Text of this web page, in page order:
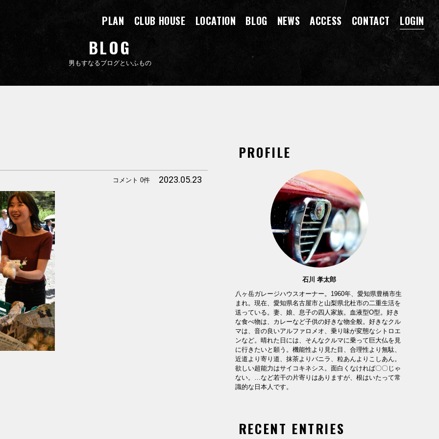
BLOG
男もすなるブログといふもの
PLAN CLUB HOUSE LOCATION BLOG NEWS ACCESS CONTACT LOGIN
2023.05.23
コメント 0件
PROFILE
石川 孝太郎
八ヶ岳ガレージハウスオーナー。1960年、愛知県豊橋市生
まれ。現在、愛知県名古屋市と山梨県北杜市の二重生活を
送っている。妻、娘、息子の四人家族。血液型O型。好き
な食べ物は、カレーなど子供の好きな物全般。好きなクル
マは、音の良いアルファロメオ、乗り味が変態なシトロエ
ンなど。晴れた日には、そんなクルマに乗って巨大仏を見
に行きたいと願う。機能性より見た目、合理性より無駄、
近道より寄り道、抹茶よりバニラ、粒あんよりこしあん。
欲しい超能力はサイコキネシス。面白くなければ〇〇じゃ
ない。…など若干の片寄りはありますが、根はいたって常
識的な日本人です。
RECENT ENTRIES